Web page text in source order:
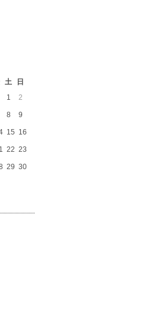
土
日
1
2
8 9
15 16
22 23
29 30